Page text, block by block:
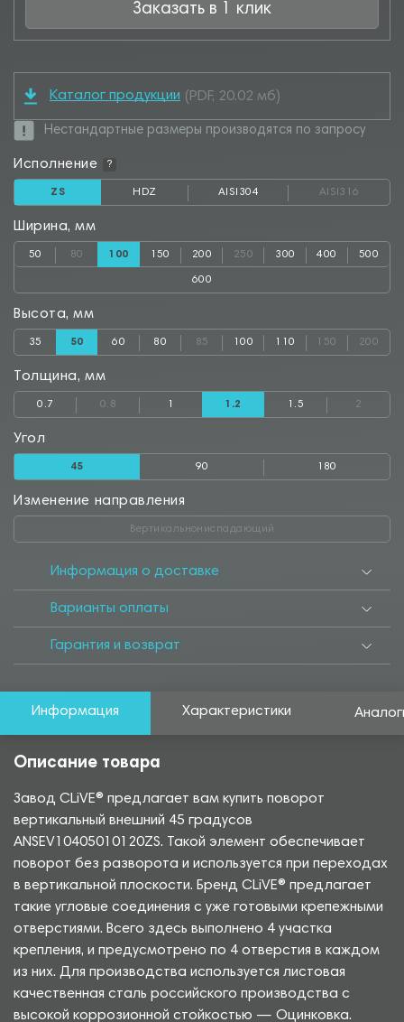
Заказать в 1 клик
Каталог продукции (PDF, 20.02 мб)
Нестандартные размеры производятся по запросу
Исполнение ?
ZS HDZ AISI304 AISI316
Ширина, мм
50 80 100 150 200 250 300 400 500
600
Высота, мм
35 50 60 80 85 100 110 150 200
Толщина, мм
0.7 0.8 1.2 1.5 2
Угол
45 90 180
Изменение направления
Вертикальнониспадающий
Информация о доставке
Варианты оплаты
Гарантия и возврат
Информация Характеристики
Описание товара
Завод CLiVE® предлагает вам купить поворот
вертикальный внешний 45 градусов
ANSEV10405010120ZS. Такой элемент обеспечивает
поворот без разворота и используется при переходах
в вертикальной плоскости. Бренд CLiVE® предлагает
такие угловые соединения с уже готовыми крепежными
отверстиями. Всего здесь выполнено 4 участка
крепления, и предусмотрено по 4 отверстия в каждом
из них. Для производства используется листовая
качественная сталь российского производства с
высокой коррозионной стойкостью — Оцинковка.